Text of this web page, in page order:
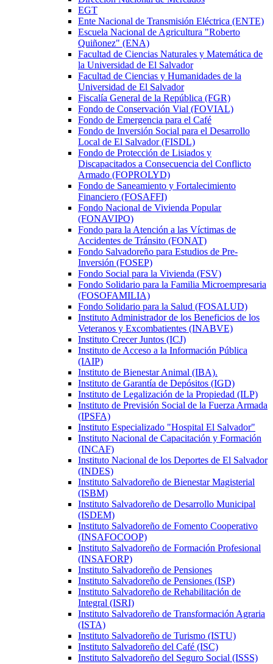
EGT
Ente Nacional de Transmisión Eléctrica (ENTE)
Escuela Nacional de Agricultura "Roberto
Quiñonez" (ENA)
Facultad de Ciencias Naturales y Matemática de
la Universidad de El Salvador
Facultad de Ciencias y Humanidades de la
Universidad de El Salvador
Fiscalía General de la República (FGR)
Fondo de Conservación Vial (FOVIAL)
Fondo de Emergencia para el Café
Fondo de Inversión Social para el Desarrollo
Local de El Salvador (FISDL)
Fondo de Protección de Lisiados y
Discapacitados a Consecuencia del Conflicto
Armado (FOPROLYD)
Fondo de Saneamiento y Fortalecimiento
Financiero (FOSAFFI)
Fondo Nacional de Vivienda Popular
(FONAVIPO)
Fondo para la Atención a las Víctimas de
Accidentes de Tránsito (FONAT)
Fondo Salvadoreño para Estudios de Pre-
Inversión (FOSEP)
Fondo Social para la Vivienda (FSV)
Fondo Solidario para la Familia Microempresaria
(FOSOFAMILIA)
Fondo Solidario para la Salud (FOSALUD)
Instituto Administrador de los Beneficios de los
Veteranos y Excombatientes (INABVE)
Instituto Crecer Juntos (ICJ)
Instituto de Acceso a la Información Pública
(IAIP)
Instituto de Bienestar Animal (IBA).
Instituto de Garantía de Depósitos (IGD)
Instituto de Legalización de la Propiedad (ILP)
Instituto de Previsión Social de la Fuerza Armada
(IPSFA)
Instituto Especializado "Hospital El Salvador"
Instituto Nacional de Capacitación y Formación
(INCAF)
Instituto Nacional de los Deportes de El Salvador
(INDES)
Instituto Salvadoreño de Bienestar Magisterial
(ISBM)
Instituto Salvadoreño de Desarrollo Municipal
(ISDEM)
Instituto Salvadoreño de Fomento Cooperativo
(INSAFOCOOP)
Instituto Salvadoreño de Formación Profesional
(INSAFORP)
Instituto Salvadoreño de Pensiones
Instituto Salvadoreño de Pensiones (ISP)
Instituto Salvadoreño de Rehabilitación de
Integral (ISRI)
Instituto Salvadoreño de Transformación Agraria
(ISTA)
Instituto Salvadoreño de Turismo (ISTU)
Instituto Salvadoreño del Café (ISC)
Instituto Salvadoreño del Seguro Social (ISSS)